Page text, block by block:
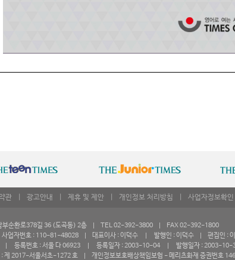
관 광고안내 제휴 및 제안 개인정보 처리방침 사업자정보확인
남부순환로378길 36 (도곡동) 2층 | TEL 02-392-3800 | FAX 02-392-1800
업자번호 : 110-81-48028 | 대표이사 : 이덕수 | 발행인 : 이덕수 | 편집인 : 이
| 등록번호 : 서울 다 06923 | 등록일자 : 2003-10-04 | 발행일자 : 2003-10-
: 제 2017-서울서초-1272 호 | 개인정보보호배상책임보험 - 메리츠화재 증권번호